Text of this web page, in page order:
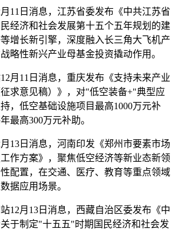
11日消息，江苏省委发布《中共江苏省
经济和社会发展第十五个五年规划的建
增长新引擎，深度融入长三角大飞机产
略性新兴产业母基金投资撬动作用。
月11日消息，重庆发布《支持未来产业
求意见稿）》，对"低空装备+"典型应
，低空基础设施项目最高1000万元补
最高300万元补助。
13日消息，河南印发《郑州市要素市场
作方案》，聚焦低空经济等新业态新领
配置，在交通、医疗、教育等重点领域
据应用场景。
12月13日消息，西藏自治区委发布《中
于制定"十五五"时期国民经济和社会发